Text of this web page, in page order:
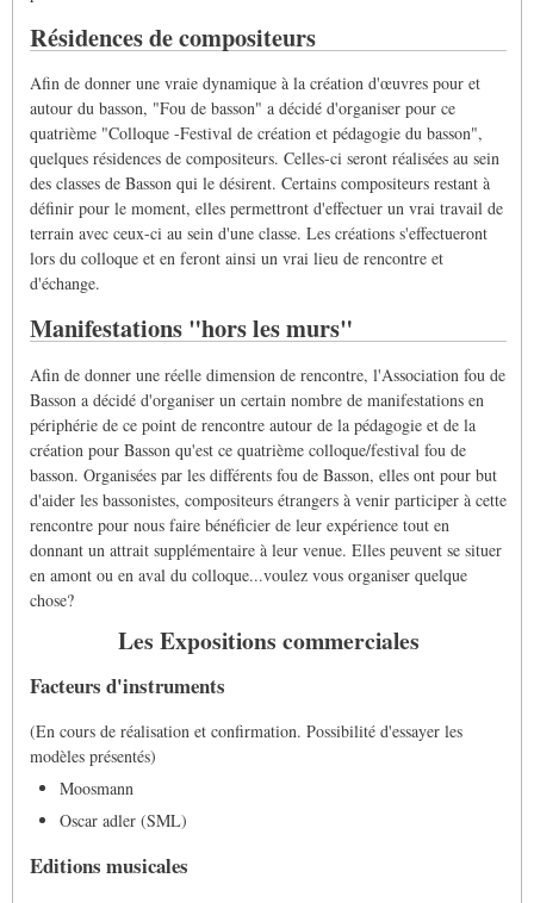
Résidences de compositeurs
Afin de donner une vraie dynamique à la création d'œuvres pour et
autour du basson, "Fou de basson" a décidé d'organiser pour ce
quatrième "Colloque -Festival de création et pédagogie du basson",
quelques résidences de compositeurs. Celles-ci seront réalisées au sein
des classes de Basson qui le désirent. Certains compositeurs restant à
définir pour le moment, elles permettront d'effectuer un vrai travail de
terrain avec ceux-ci au sein d'une classe. Les créations s'effectueront
lors du colloque et en feront ainsi un vrai lieu de rencontre et
d'échange.
Manifestations "hors les murs"
Afin de donner une réelle dimension de rencontre, l'Association fou de
Basson a décidé d'organiser un certain nombre de manifestations en
périphérie de ce point de rencontre autour de la pédagogie et de la
création pour Basson qu'est ce quatrième colloque/festival fou de
basson. Organisées par les différents fou de Basson, elles ont pour but
d'aider les bassonistes, compositeurs étrangers à venir participer à cette
rencontre pour nous faire bénéficier de leur expérience tout en
donnant un attrait supplémentaire à leur venue. Elles peuvent se situer
en amont ou en aval du colloque...voulez vous organiser quelque
chose?
Les Expositions commerciales
Facteurs d'instruments
(En cours de réalisation et confirmation. Possibilité d'essayer les
modèles présentés)
Moosmann
Oscar adler (SML)
Editions musicales